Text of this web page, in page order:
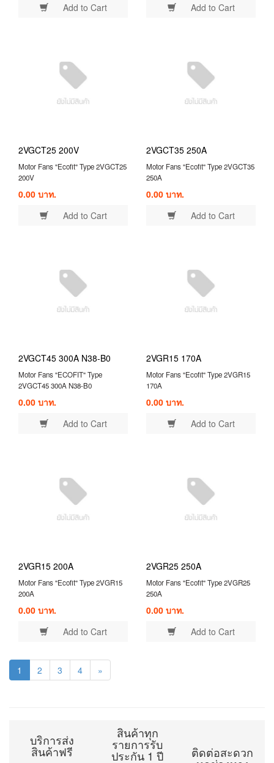
Add to Cart
Add to Cart
2VGCT25 200V
Motor Fans "Ecofit" Type 2VGCT25
200V
0.00 บาท.
Add to Cart
2VGCT35 250A
Motor Fans "Ecofit" Type 2VGCT35
250A
0.00 บาท.
Add to Cart
2VGCT45 300A N38-B0
Motor Fans "ECOFIT" Type
2VGCT45 300A N38-B0
0.00 บาท.
Add to Cart
2VGR15 170A
Motor Fans "Ecofit" Type 2VGR15
170A
0.00 บาท.
Add to Cart
2VGR15 200A
Motor Fans "Ecofit" Type 2VGR15
200A
0.00 บาท.
Add to Cart
2VGR25 250A
Motor Fans "Ecofit" Type 2VGR25
250A
0.00 บาท.
Add to Cart
1 2 3 4 »
บริการส่ง
สินค้าฟรี
สินค้าทุก
รายการรับ
ประกัน 1 ปี ติดต่อสะดวก